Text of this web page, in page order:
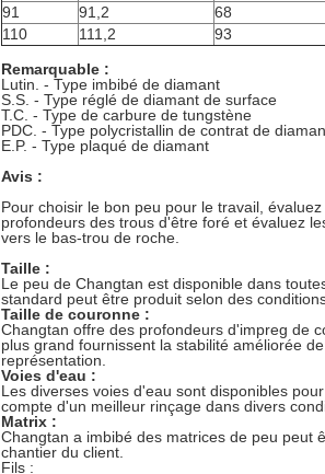
91
91,2 68
110
111,2 93
Remarquable :
Lutin. - Type imbibé de diamant
S.S. - Type réglé de diamant de surface
T.C. - Type de carbure de tungstène
PDC. - Type polycristallin de contrat de
E.P. - Type plaqué de diamant
Avis :
Pour choisir le bon peu pour le travail,
profondeurs des trous d'être foré et évaluez
vers le bas-trou de roche.
Taille :
Le peu de Changtan est disponible dans
standard peut être produit selon des
Taille de couronne :
Changtan offre des profondeurs d'impreg de
plus grand fournissent la stabilité améliorée
représentation.
Voies d'eau :
Les diverses voies d'eau sont disponibles
compte d'un meilleur rinçage dans divers
Matrix :
Changtan a imbibé des matrices de peu peut
chantier du client.
Fils :